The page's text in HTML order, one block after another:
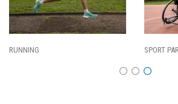
SPORT PARALIMPICI